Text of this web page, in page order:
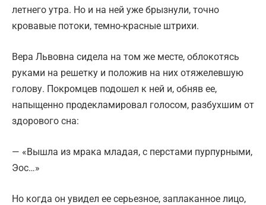
летнего утра. Но и на ней уже брызнули, точно
кровавые потоки, темно-красные штрихи.
Вера Львовна сидела на том же месте, облокотясь
руками на решетку и положив на них отяжелевшую
голову. Покромцев подошел к ней и, обняв ее,
напыщенно продекламировал голосом, разбухшим от
здорового сна:
— «Вышла из мрака младая, с перстами пурпурными,
Эос…»
Но когда он увидел ее серьезное, заплаканное лицо,